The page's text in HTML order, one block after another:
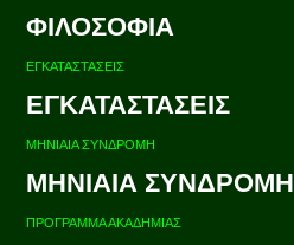
ΦΙΛΟΣΟΦΙΑ
ΕΓΚΑΤΑΣΤΑΣΕΙΣ
ΕΓΚΑΤΑΣΤΑΣΕΙΣ
ΜΗΝΙΑΙΑ ΣΥΝΔΡΟΜΗ
ΜΗΝΙΑΙΑ ΣΥΝΔΡΟΜΗ
ΠΡΟΓΡΑΜΜΑ ΑΚΑΔΗΜΙΑΣ